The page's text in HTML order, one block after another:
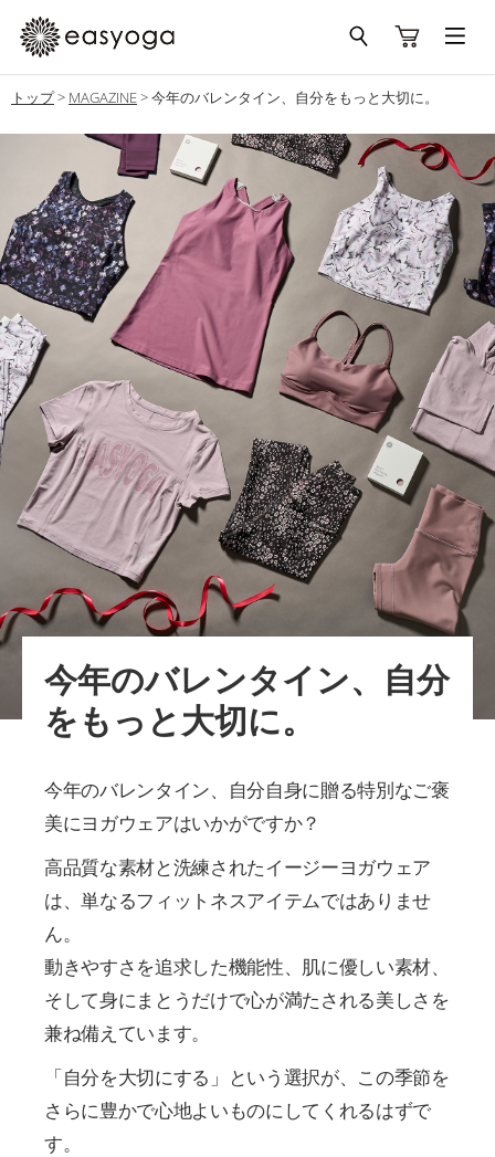
トップ> MAGAZINE>今年のバレンタイン、自分をもっと大切に。
今年のバレンタイン、自分
をもっと大切に。
今年のバレンタイン、自分自身に贈る特別なご褒
美にヨガウェアはいかがですか？
高品質な素材と洗練されたイージーヨガウェア
は、単なるフィットネスアイテムではありませ
ん。
動きやすさを追求した機能性、肌に優しい素材、
そして身にまとうだけで心が満たされる美しさを
兼ね備えています。
「自分を大切にする」という選択が、この季節を
さらに豊かで心地よいものにしてくれるはずで
す。